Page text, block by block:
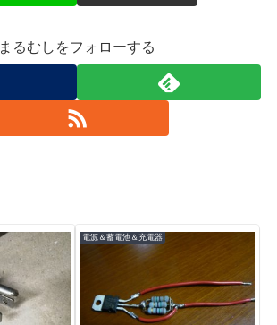
まるむしをフォローする
電源＆蓄電池＆充電器